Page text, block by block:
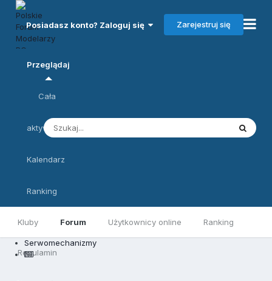
Posiadasz konto? Zaloguj się Zarejestruj się
Przeglądaj
Kluby Forum Użytkownicy online Ranking
Regulamin
Cała
aktywność
Kalendarz
Ranking
Serwomechanizmy